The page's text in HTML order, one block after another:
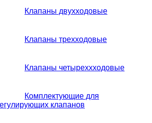
Клапаны двухходовые
Клапаны трехходовые
Клапаны четыреххходовые
Комплектующие для
клапанов